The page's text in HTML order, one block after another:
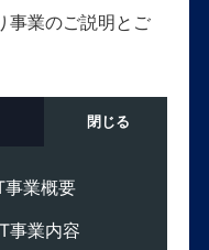
事業のご説明とご
事業概要
事業内容